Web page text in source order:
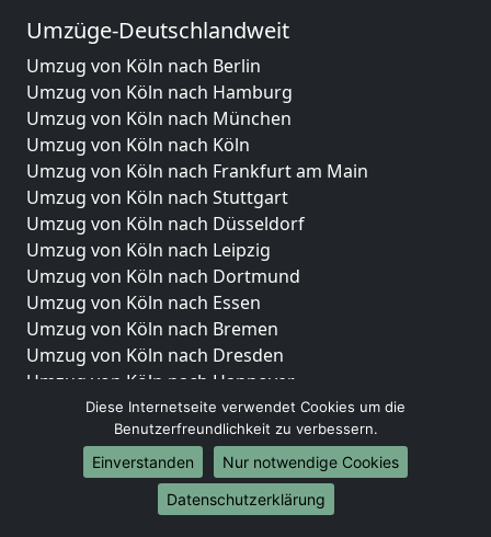
Umzüge-Deutschlandweit
Umzug von Köln nach Berlin
Umzug von Köln nach Hamburg
Umzug von Köln nach München
Umzug von Köln nach Köln
Umzug von Köln nach Frankfurt am Main
Umzug von Köln nach Stuttgart
Umzug von Köln nach Düsseldorf
Umzug von Köln nach Leipzig
Umzug von Köln nach Dortmund
Umzug von Köln nach Essen
Umzug von Köln nach Bremen
Umzug von Köln nach Dresden
Umzug von Köln nach Hannover
Umzug von Köln nach Nürnberg
Umzug von Köln nach Duisburg
Umzug von Köln nach Bochum
Umzug von Köln nach Wuppertal
Umzug von Köln nach Bielefeld
Diese Internetseite verwendet Cookies um die
Benutzerfreundlichkeit zu verbessern.
Einverstanden
Nur notwendige Cookies
Datenschutzerklärung